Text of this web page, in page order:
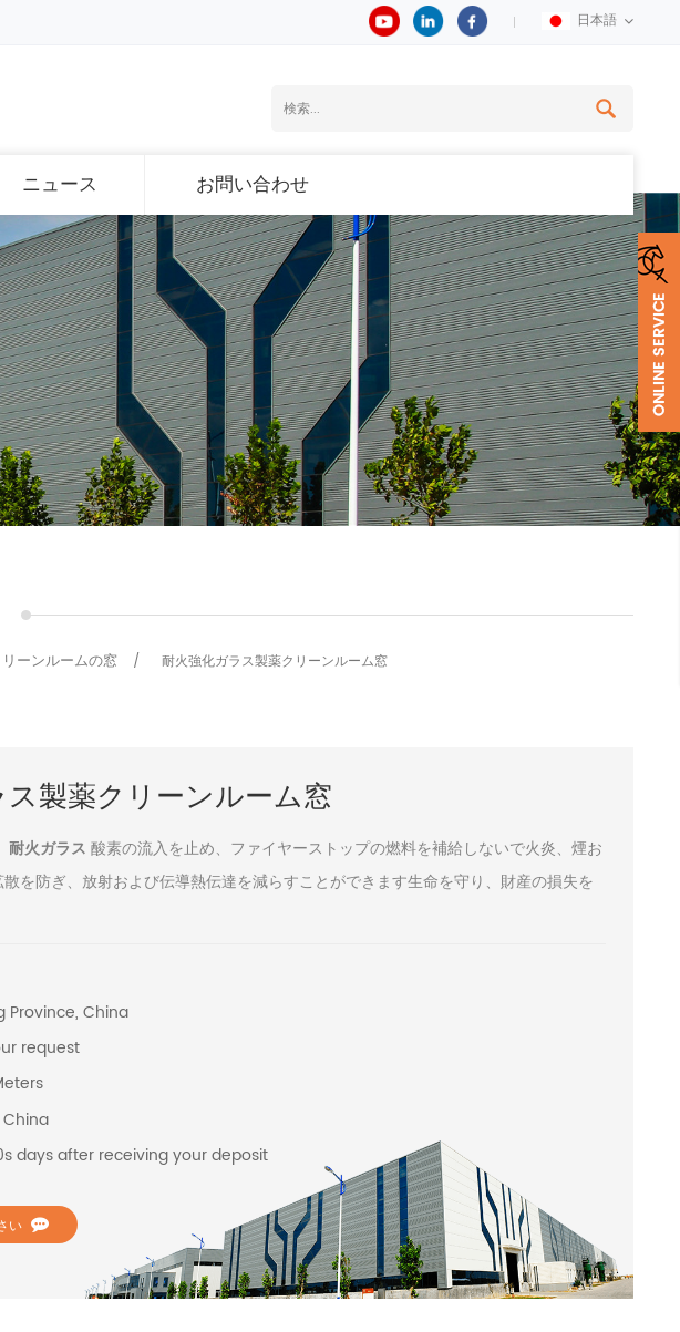
日本語
ニュース お問い合わせ
ーンルームの窓 / 耐火強化ガラス製薬クリーンルーム窓
製薬クリーンルーム窓
耐火ガラス 酸素の流入を止め、ファイヤーストップの燃料を補給しないで火炎、煙お
を防ぎ、放射および伝導熱伝達を減らすことができます生命を守り、財産の損失を
Province, China
request
days after receiving your deposit
い